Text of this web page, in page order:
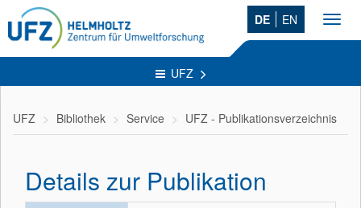
DE EN
UFZ
UFZ Bibliothek Service UFZ - Publikationsverzeichnis
Details zur Publikation